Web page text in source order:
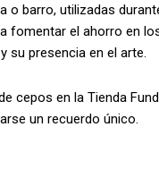
barro, utilizadas
el ahorro en
su presencia en el arte.
cepos en la Tienda
un recuerdo único.